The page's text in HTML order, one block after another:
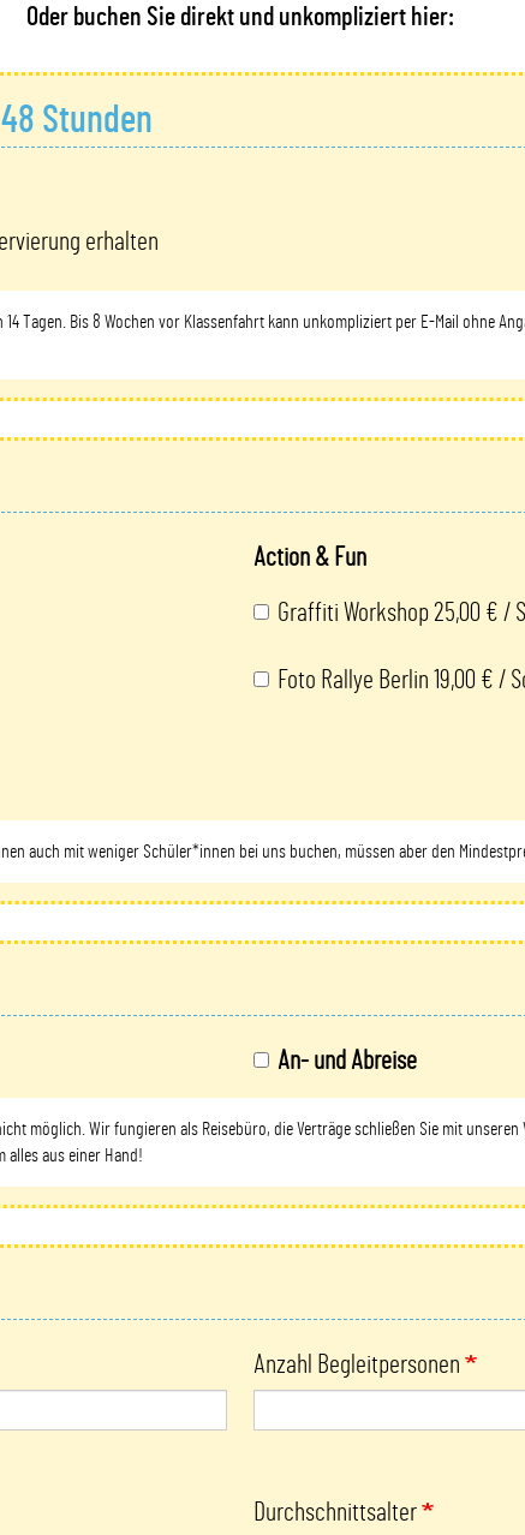
Oder buchen Sie direkt und unkompliziert hier:
Stunden
erhalten
Tagen. Bis 8 Wochen vor Klassenfahrt kann unkompliziert per E-Mail ohne
Action & Fun
Graffiti Workshop 25,00 € /
Foto Rallye Berlin 19,00 € /
auch mit weniger Schüler*innen bei uns buchen, müssen aber den
An- und Abreise
möglich. Wir fungieren als Reisebüro, die Verträge schließen Sie mit
alles aus einer Hand!
Anzahl Begleitpersonen
Durchschnittsalter